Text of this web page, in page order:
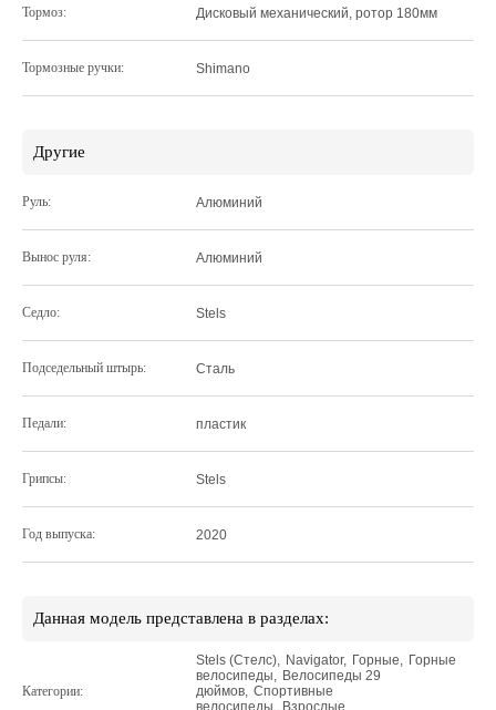
Тормоз: Дисковый механический, ротор 180мм
Тормозные ручки: Shimano
Другие
Руль: Алюминий
Вынос руля: Алюминий
Седло: Stels
Подседельный штырь: Сталь
Педали: пластик
Грипсы: Stels
Год выпуска: 2020
Данная модель представлена в разделах:
Категории:
Stels (Стелс), Navigator, Горные, Горные
велосипеды, Велосипеды 29
дюймов, Спортивные
велосипеды, Взрослые